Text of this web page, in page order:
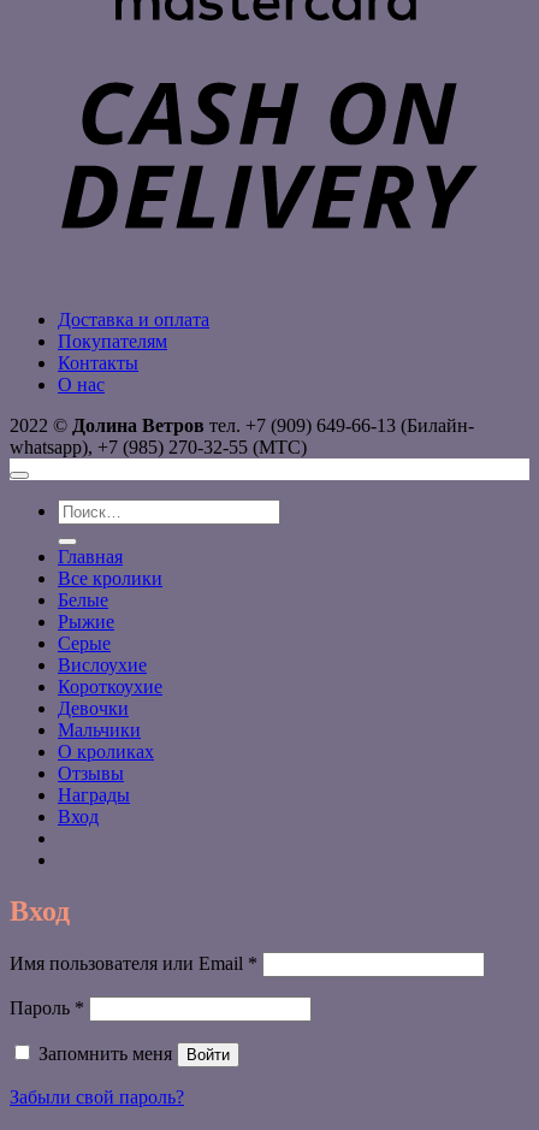
Доставка и оплата
Покупателям
Контакты
О нас
2022 © Долина Ветров тел. +7 (909) 649-66-13 (Билайн-
whatsapp), +7 (985) 270-32-55 (МТС)
Искать:
Главная
Все кролики
Белые
Рыжие
Серые
Вислоухие
Короткоухие
Девочки
Мальчики
О кроликах
Отзывы
Награды
Вход
Вход
Имя пользователя или Email *
Пароль *
Запомнить меня Войти
Забыли свой пароль?